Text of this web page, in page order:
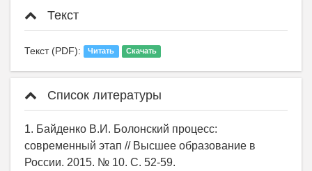
Текст
Текст (PDF): Читать Скачать
Список литературы
1. Байденко В.И. Болонский процесс:
современный этап // Высшее образование в
России. 2015. № 10. С. 52-59.